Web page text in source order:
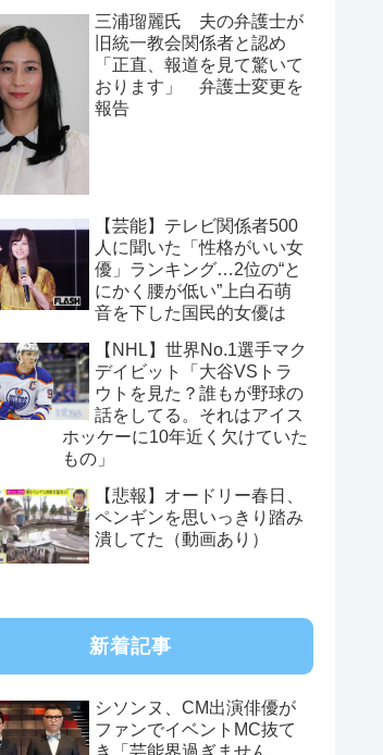
三浦瑠麗氏 夫の弁護士が
旧統一教会関係者と認め
「正直、報道を見て驚いて
おります」 弁護士変更を
報告
【芸能】テレビ関係者500
人に聞いた「性格がいい女
優」ランキング…2位の“と
にかく腰が低い”上白石萌
音を下した国民的女優は
【NHL】世界No.1選手マク
デイビット「大谷VSトラ
ウトを見た？誰もが野球の
話をしてる。それはアイス
ホッケーに10年近く欠けていた
もの」
【悲報】オードリー春日、
ペンギンを思いっきり踏み
潰してた（動画あり）
新着記事
シソンヌ、CM出演俳優が
ファンでイベントMC抜て